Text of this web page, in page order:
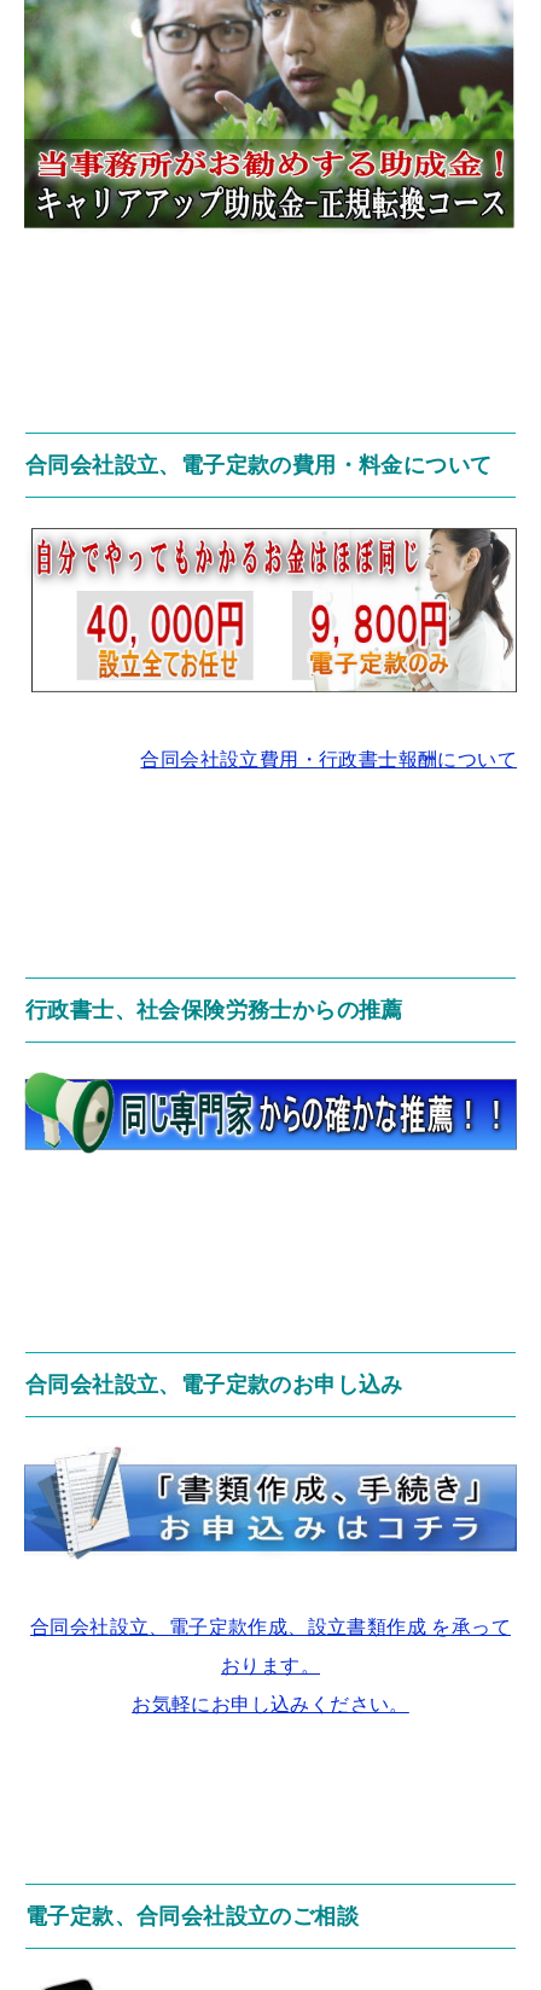
合同会社設立、電子定款の費用・料金について
合同会社設立費用・行政書士報酬について
行政書士、社会保険労務士からの推薦
合同会社設立、電子定款のお申し込み
合同会社設立、電子定款作成、設立書類作成 を承って
おります。
お気軽にお申し込みください。
電子定款、合同会社設立のご相談